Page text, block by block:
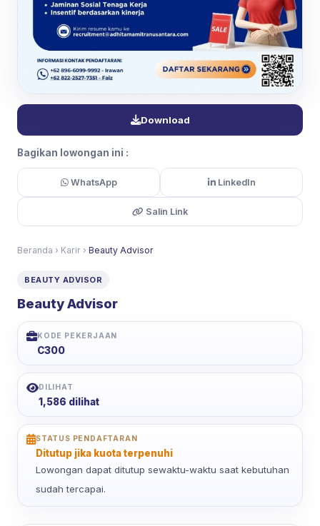
Download
Bagikan lowongan ini :
WhatsApp LinkedIn
Salin Link
Beranda › Karir › Beauty Advisor
BEAUTY ADVISOR
Beauty Advisor
KODE PEKERJAAN
C300
DILIHAT
1,586 dilihat
STATUS PENDAFTARAN
Ditutup jika kuota terpenuhi
Lowongan dapat ditutup sewaktu-waktu saat kebutuhan
sudah tercapai.